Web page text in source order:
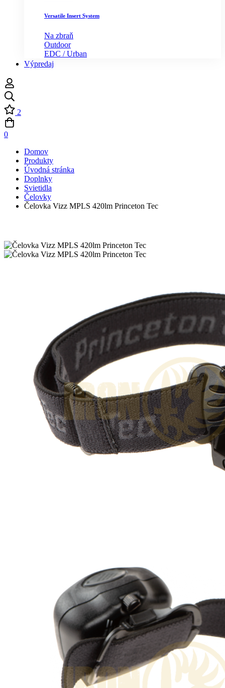
Versatile Insert System
Na zbraň
Outdoor
EDC / Urban
Výpredaj
2
0
Domov
Produkty
Úvodná stránka
Doplnky
Svietidla
Čelovky
Čelovka Vizz MPLS 420lm Princeton Tec